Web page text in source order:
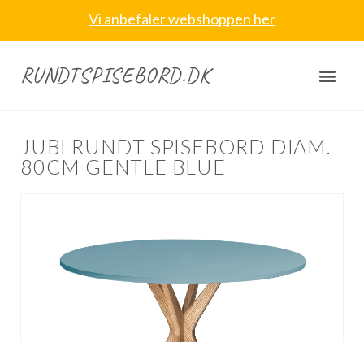
Vi anbefaler webshoppen her
RUNDTSPISEBORD.DK
JUBI RUNDT SPISEBORD DIAM.
80CM GENTLE BLUE